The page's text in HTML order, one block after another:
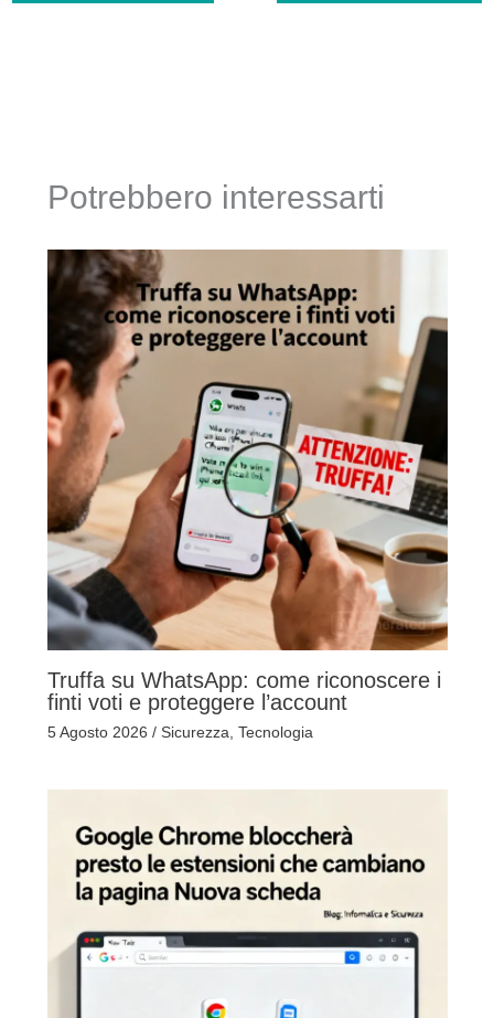
Potrebbero interessarti
Truffa su WhatsApp: come riconoscere i
finti voti e proteggere l’account
5 Agosto 2026 / Sicurezza Tecnologia